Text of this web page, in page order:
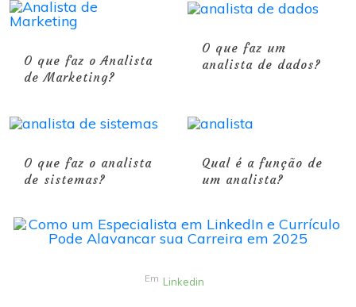
O que faz o Analista
de Marketing?
O que faz um
analista de dados?
O que faz o analista
de sistemas?
Qual é a função de
um analista?
Em Linkedin